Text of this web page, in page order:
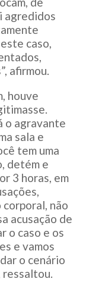
agredidos
caso,
afirmou.
houve
o agravante
sala e
tem uma
detém e
3 horas, em
não
acusação de
o caso e os
e vamos
o cenário
ressaltou.